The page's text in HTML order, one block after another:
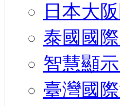
日本大
泰國國
智慧顯
臺灣國